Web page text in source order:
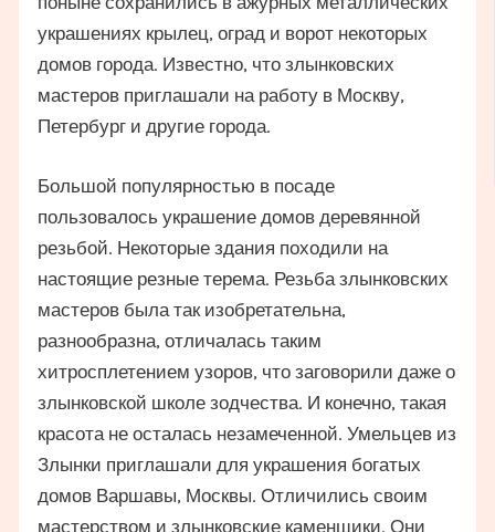
украшениях крылец, оград и ворот некоторых
домов города. Известно, что злынковских
мастеров приглашали на работу в Москву,
Петербург и другие города.
Большой популярностью в посаде
пользовалось украшение домов деревянной
резьбой. Некоторые здания походили на
настоящие резные терема. Резьба злынковских
мастеров была так изобретательна,
разнообразна, отличалась таким
хитросплетением узоров, что заговорили даже о
злынковской школе зодчества. И конечно, такая
красота не осталась незамеченной. Умельцев из
Злынки приглашали для украшения богатых
домов Варшавы, Москвы. Отличились своим
мастерством и злынковские каменщики. Они